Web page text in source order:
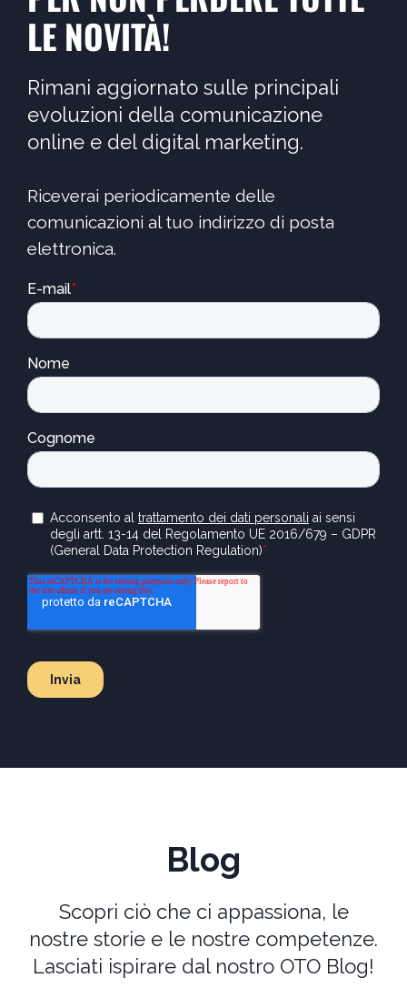
LE NOVITÀ!
Rimani aggiornato sulle principali
evoluzioni della comunicazione
online e del digital marketing.
Riceverai periodicamente delle
comunicazioni al tuo indirizzo di posta
elettronica.
Blog
Scopri ciò che ci appassiona, le
nostre storie e le nostre competenze.
Lasciati ispirare dal nostro OTO Blog!